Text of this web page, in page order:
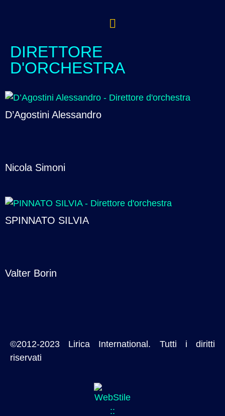
DIRETTORE
D'ORCHESTRA
D’Agostini Alessandro
Nicola Simoni
SPINNATO SILVIA
Valter Borin
©2012-2023 Lirica International. Tutti i diritti
riservati